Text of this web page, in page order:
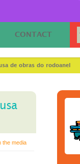
CONTACT
de obras do rodoanel
the media